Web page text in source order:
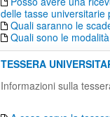
delle tasse universitarie
Quali saranno le
Quali sono le
TESSERA
Informazioni sulla